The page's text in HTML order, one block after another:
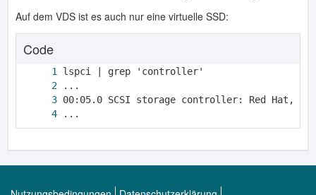
Auf dem VDS ist es auch nur eine virtuelle SSD:
Code
...